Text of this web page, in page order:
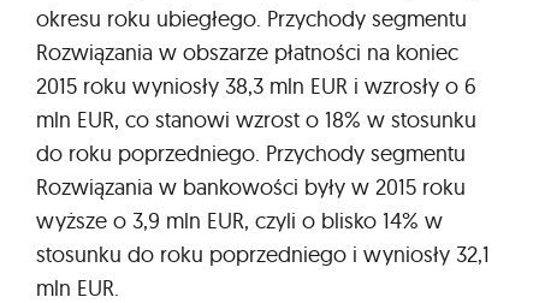
okresu roku ubiegłego. Przychody segmentu
Rozwiązania w obszarze płatności na koniec
2015 roku wyniosły 38,3 mln EUR i wzrosły o 6
mln EUR, co stanowi wzrost o 18% w stosunku
do roku poprzedniego. Przychody segmentu
Rozwiązania w bankowości były w 2015 roku
wyższe o 3,9 mln EUR, czyli o blisko 14% w
stosunku do roku poprzedniego i wyniosły 32,1
mln EUR.